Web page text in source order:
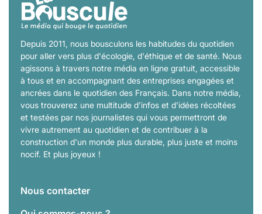
Depuis 2011, nous bousculons les habitudes du quotidien
pour aller vers plus d'écologie, d'éthique et de santé. Nous
agissons à travers notre média en ligne gratuit, accessible
à tous et en accompagnant des entreprises engagées et
ancrées dans le quotidien des Français. Dans notre média,
vous trouverez une multitude d'infos et d'idées récoltées
et testées par nos journalistes qui vous permettront de
vivre autrement au quotidien et de contribuer à la
construction d'un monde plus durable, plus juste et moins
nocif. Et plus joyeux !
Nous contacter